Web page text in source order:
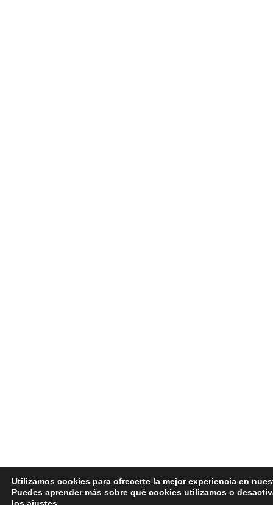
Utilizamos cookies para ofrecerte la mejor experiencia en
Puedes aprender más sobre qué cookies utilizamos o